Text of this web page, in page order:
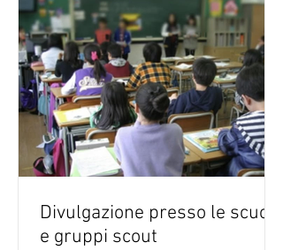
Divulgazione presso le scuole
e gruppi scout